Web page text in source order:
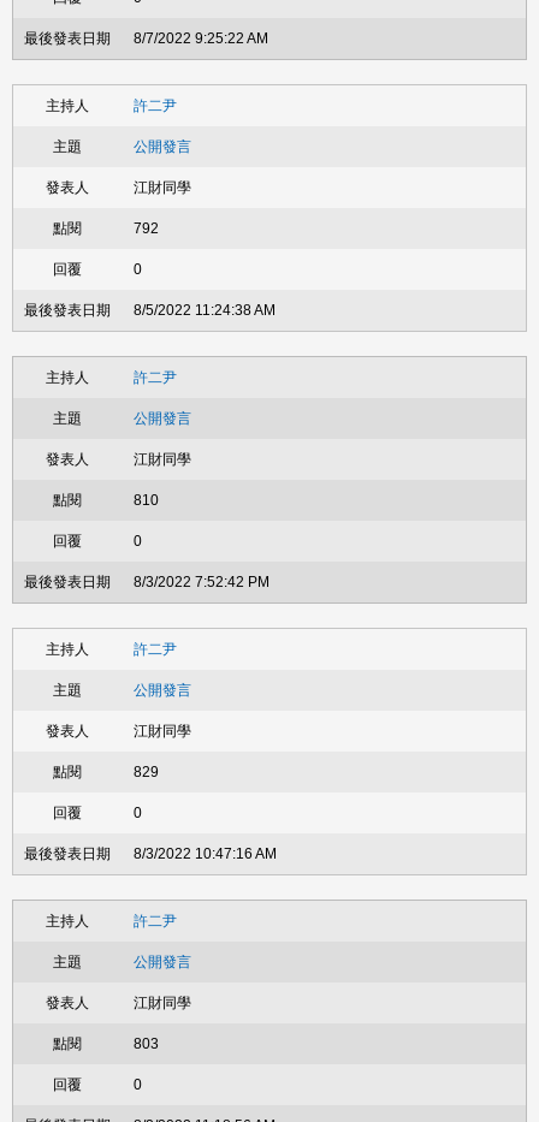
8/7/2022 9:25:22 AM
許二尹
公開發言
江財同學
792
0
8/5/2022 11:24:38 AM
許二尹
公開發言
江財同學
810
0
8/3/2022 7:52:42 PM
許二尹
公開發言
江財同學
829
0
8/3/2022 10:47:16 AM
許二尹
公開發言
江財同學
803
0